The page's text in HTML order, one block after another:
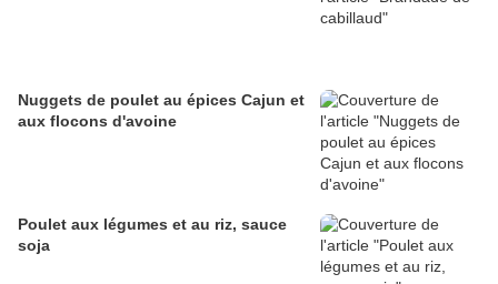
Nuggets de poulet au épices Cajun et
aux flocons d'avoine
Poulet aux légumes et au riz, sauce
soja